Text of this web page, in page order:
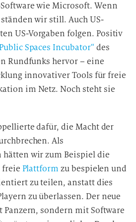
wie Microsoft. Wenn
ständen wir still. Auch US-
US-Vorgaben folgen. Positiv
Spaces Incubator“ des
Rundfunks hervor – eine
innovativer Tools für freie
im Netz. Noch steht sie
dafür, die Macht der
Als
wir zum Beispiel die
freie Plattform zu bespielen und
zu teilen, anstatt dies
zu überlassen. Der neue
sondern mit Software